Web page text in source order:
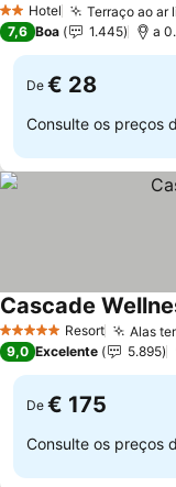
2 Estrelas
Hotel Terraço ao ar
7,6 Boa 1.445 a
De € 28
Consulte os preços
5 Estrelas Resort Alas
Cascade
9,0 Excelente 5.895
De € 175
Consulte os preços